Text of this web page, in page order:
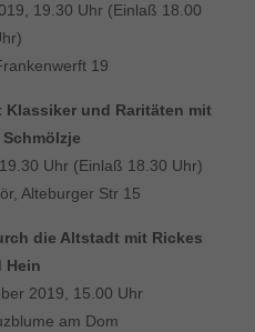
19.30 Uhr (Einlaß 18.00
19
Klassiker und Raritäten mit
Uhr (Einlaß 18.30 Uhr)
Alteburger Str 15
die Altstadt mit Rickes
Hein
2019, 15.00 Uhr
am Dom